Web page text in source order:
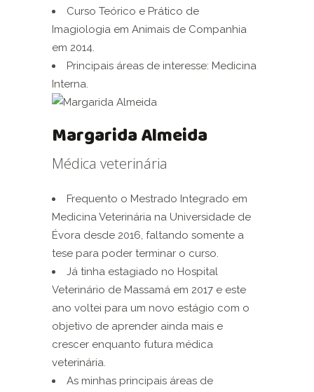
Curso Teórico e Prático de
Imagiologia em Animais de Companhia
em 2014.
Principais áreas de interesse: Medicina
Interna.
Margarida Almeida
Médica veterinária
Frequento o Mestrado Integrado em
Medicina Veterinária na Universidade de
Évora desde 2016, faltando somente a
tese para poder terminar o curso.
Já tinha estagiado no Hospital
Veterinário de Massamá em 2017 e este
ano voltei para um novo estágio com o
objetivo de aprender ainda mais e
crescer enquanto futura médica
veterinária.
As minhas principais áreas de